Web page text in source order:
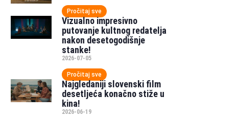
Pročitaj sve
Vizualno impresivno
putovanje kultnog redatelja
nakon desetogodišnje
stanke!
2026-07-05
Pročitaj sve
Najgledaniji slovenski film
desetljeća konačno stiže u
kina!
2026-06-19